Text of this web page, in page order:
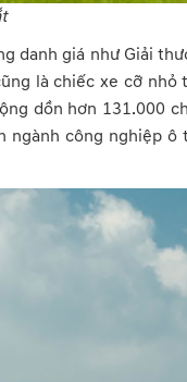
danh giá như Giải
là chiếc xe cỡ nhỏ
dồn hơn 131.000
công nghiệp